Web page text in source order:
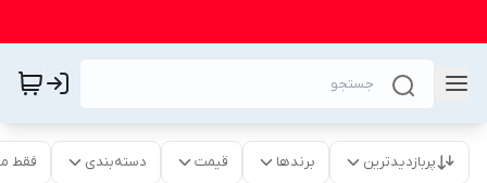
پربازدیدترین برندها قیمت دسته‌بندی فقط